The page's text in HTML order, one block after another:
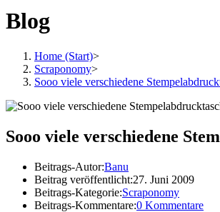
Blog
Home (Start)>
Scraponomy>
Sooo viele verschiedene
Sooo viele verschiedene
Beitrags-Autor:Banu
Beitrag veröffentlicht:27. Juni 2009
Beitrags-Kategorie:Scraponomy
Beitrags-Kommentare:0 Kommentare